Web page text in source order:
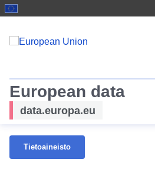
European data
data.europa.eu
Tietoaineisto